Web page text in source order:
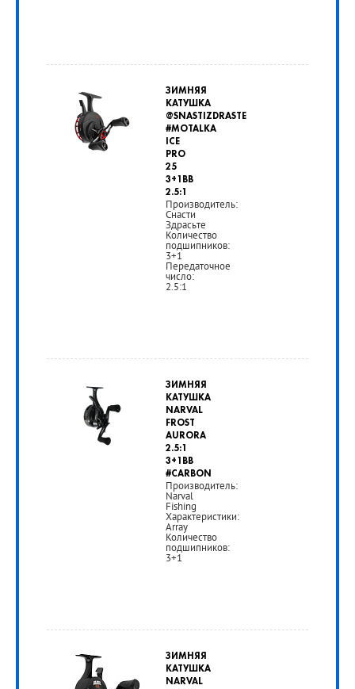
2
550
руб.
РУБ
ЗИМНЯЯ
КАТУШКА
@SNASTIZDRASTE
#MOTALKA
ICE
PRO
25
3+1BB
2.5:1
Производитель:
Снасти
Здрасьте
Количество
подшипников:
3+1
Передаточное
число:
2.5:1
ЗИМНЯЯ
КАТУШКА
NARVAL
FROST
AURORA
2.5:1
3+1BB
#CARBON
Производитель:
Narval
Fishing
Характеристики:
Array
Количество
подшипников:
3+1
ЗИМНЯЯ
КАТУШКА
NARVAL